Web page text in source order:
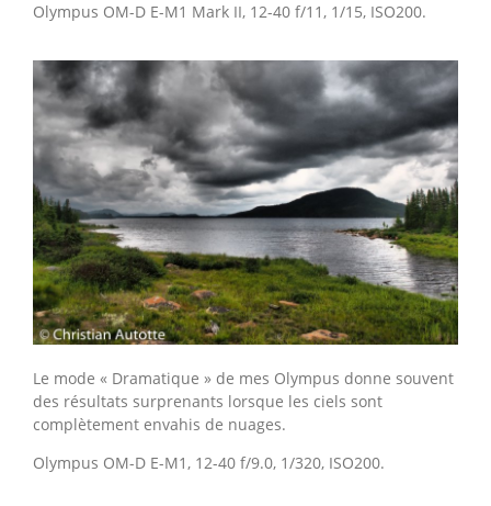
Olympus OM-D E-M1 Mark II, 12-40 f/11, 1/15, ISO200.
Le mode « Dramatique » de mes Olympus donne souvent
des résultats surprenants lorsque les ciels sont
complètement envahis de nuages.
Olympus OM-D E-M1, 12-40 f/9.0, 1/320, ISO200.